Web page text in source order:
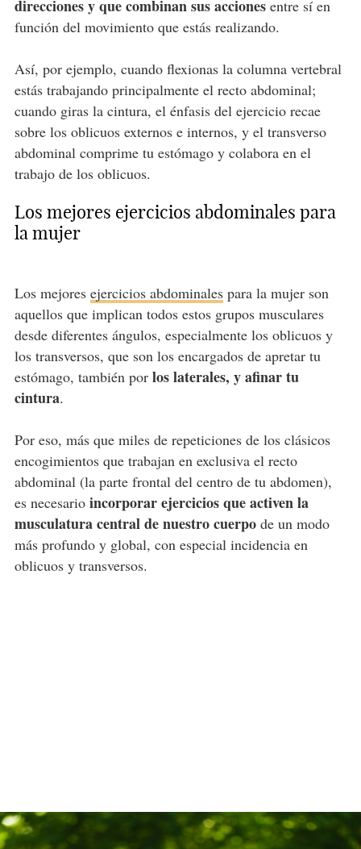
direcciones y que combinan sus accionesentre sí en
función del movimiento que estás realizando.
Así, por ejemplo, cuando flexionas la columna vertebral
estás trabajando principalmente el recto abdominal;
cuando giras la cintura, el énfasis del ejercicio recae
sobre los oblicuos externos e internos, y el transverso
abdominal comprime tu estómago y colabora en el
trabajo de los oblicuos.
Los mejores ejercicios abdominales para
la mujer
Los mejores ejercicios abdominalespara la mujer son
aquellos que implican todos estos grupos musculares
desde diferentes ángulos, especialmente los oblicuos y
los transversos, que son los encargados de apretar tu
estómago, también por los laterales, y afinar tu
cintura.
Por eso, más que miles de repeticiones de los clásicos
encogimientos que trabajan en exclusiva el recto
abdominal (la parte frontal del centro de tu abdomen),
es necesario incorporar ejercicios que activen la
musculatura central de nuestro cuerpode un modo
más profundo y global, con especial incidencia en
oblicuos y transversos.